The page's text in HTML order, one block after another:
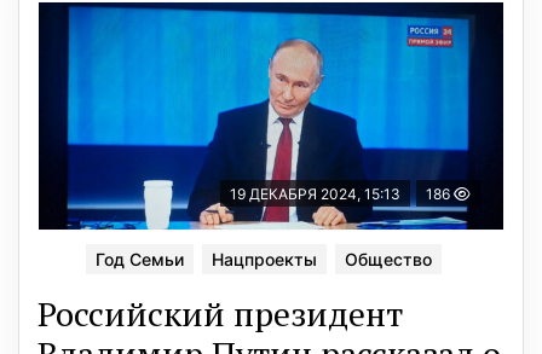
19 ДЕКАБРЯ 2024, 15:13 186
Год Семьи Нацпроекты Общество
Российский президент